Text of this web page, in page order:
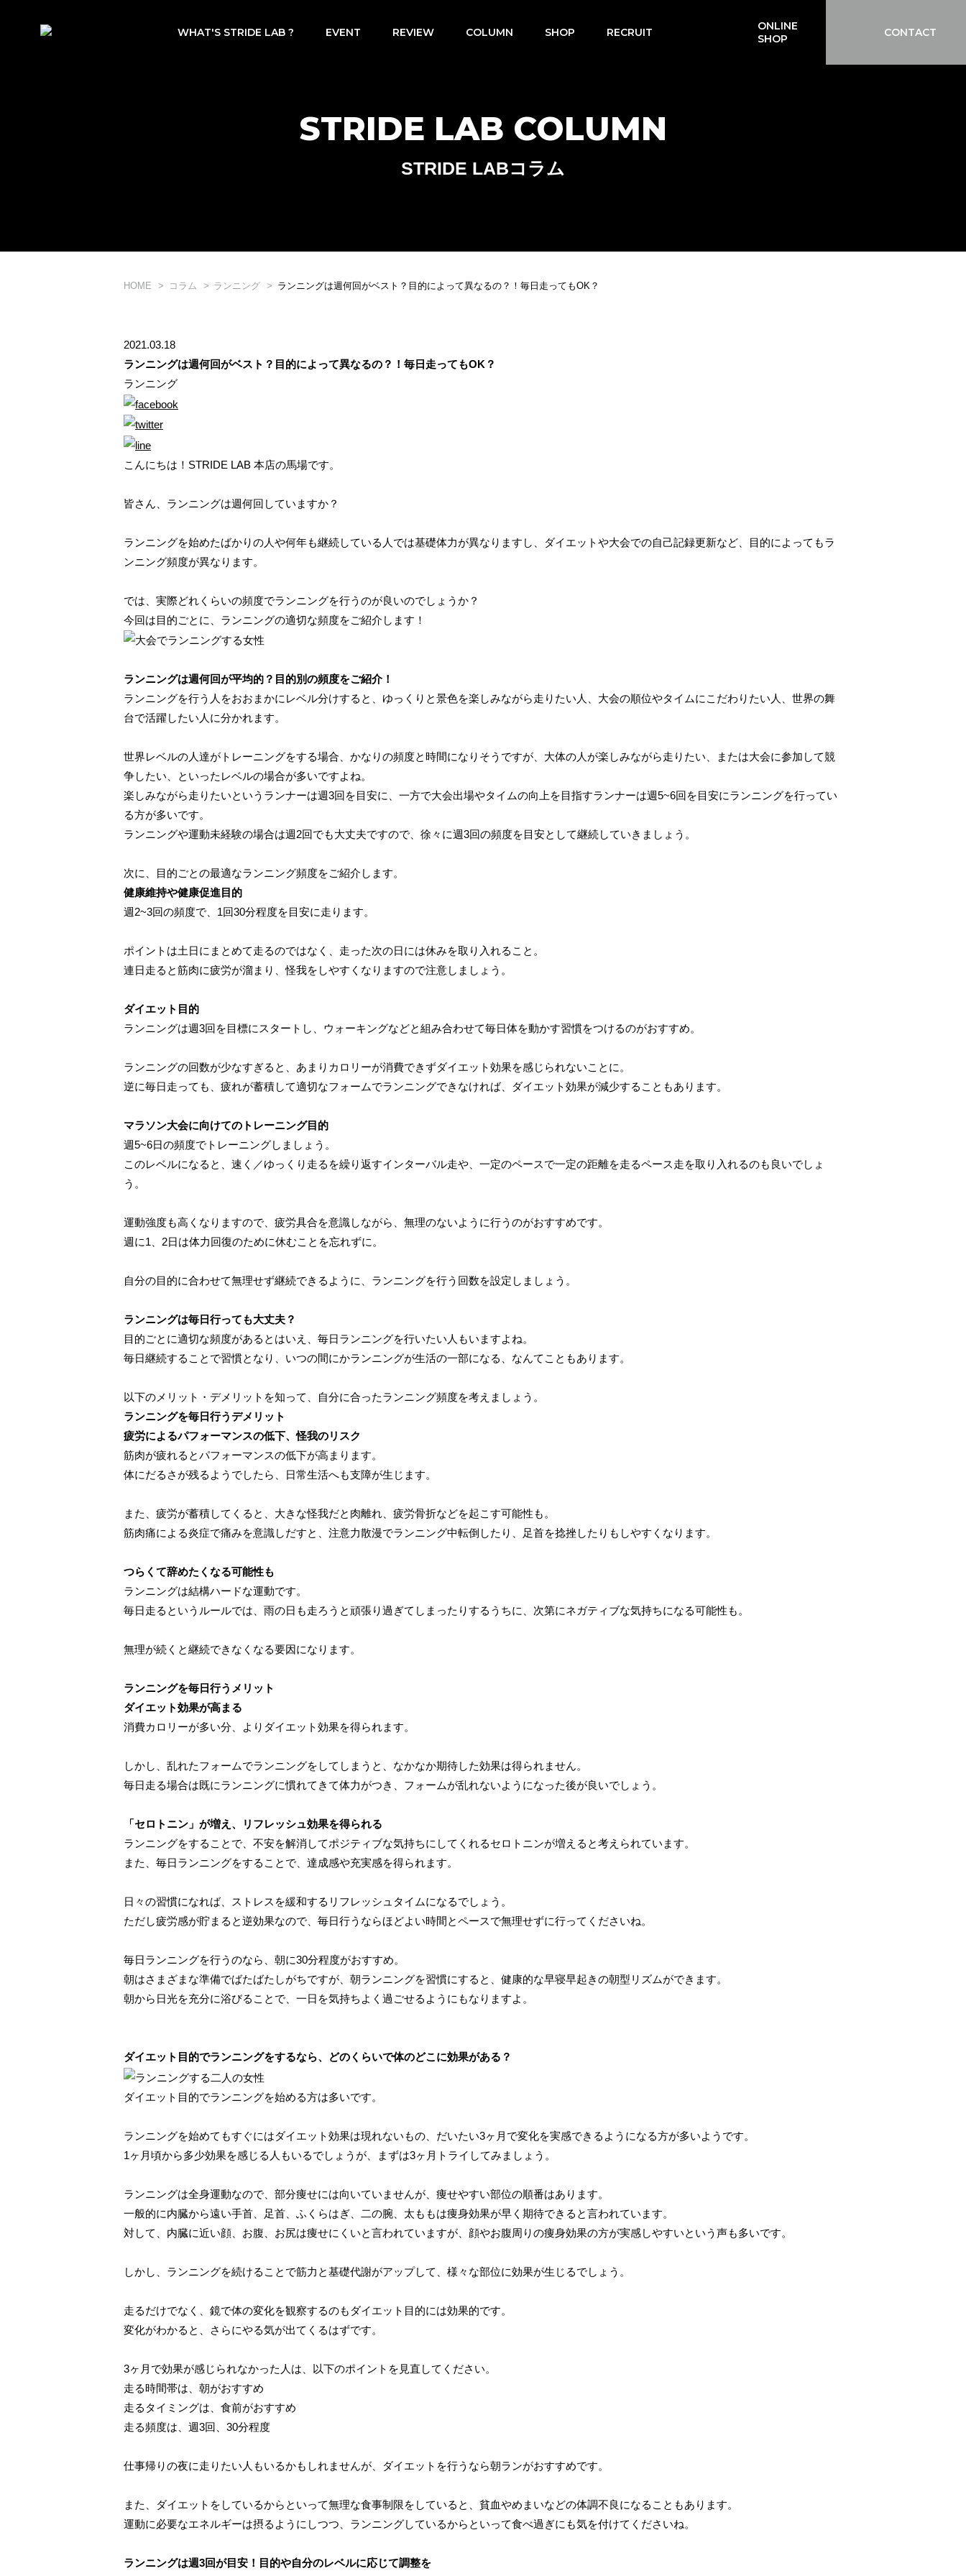
WHAT'S STRIDE LAB ? EVENT REVIEW COLUMN SHOP RECRUIT
ONLINE
SHOP
CONTACT
STRIDE LAB COLUMN
STRIDE LABコラム
HOME コラム ランニング ランニングは週何回がベスト？目的によって異なるの？！毎日走ってもOK？
2021.03.18
ランニングは週何回がベスト？目的によって異なるの？！毎日走ってもOK？
ランニング
こんにちは！STRIDE LAB 本店の馬場です。
皆さん、ランニングは週何回していますか？
ランニングを始めたばかりの人や何年も継続している人では基礎体力が異なりますし、ダイエットや大会での自己記録更新など、目的によってもラ
ンニング頻度が異なります。
では、実際どれくらいの頻度でランニングを行うのが良いのでしょうか？
今回は目的ごとに、ランニングの適切な頻度をご紹介します！
ランニングは週何回が平均的？目的別の頻度をご紹介！
ランニングを行う人をおおまかにレベル分けすると、ゆっくりと景色を楽しみながら走りたい人、大会の順位やタイムにこだわりたい人、世界の舞
台で活躍したい人に分かれます。
世界レベルの人達がトレーニングをする場合、かなりの頻度と時間になりそうですが、大体の人が楽しみながら走りたい、または大会に参加して競
争したい、といったレベルの場合が多いですよね。
楽しみながら走りたいというランナーは週3回を目安に、一方で大会出場やタイムの向上を目指すランナーは週5~6回を目安にランニングを行ってい
る方が多いです。
ランニングや運動未経験の場合は週2回でも大丈夫ですので、徐々に週3回の頻度を目安として継続していきましょう。
次に、目的ごとの最適なランニング頻度をご紹介します。
健康維持や健康促進目的
週2~3回の頻度で、1回30分程度を目安に走ります。
ポイントは土日にまとめて走るのではなく、走った次の日には休みを取り入れること。
連日走ると筋肉に疲労が溜まり、怪我をしやすくなりますので注意しましょう。
ダイエット目的
ランニングは週3回を目標にスタートし、ウォーキングなどと組み合わせて毎日体を動かす習慣をつけるのがおすすめ。
ランニングの回数が少なすぎると、あまりカロリーが消費できずダイエット効果を感じられないことに。
逆に毎日走っても、疲れが蓄積して適切なフォームでランニングできなければ、ダイエット効果が減少することもあります。
マラソン大会に向けてのトレーニング目的
週5~6日の頻度でトレーニングしましょう。
このレベルになると、速く／ゆっくり走るを繰り返すインターバル走や、一定のペースで一定の距離を走るペース走を取り入れるのも良いでしょ
う。
運動強度も高くなりますので、疲労具合を意識しながら、無理のないように行うのがおすすめです。
週に1、2日は体力回復のために休むことを忘れずに。
自分の目的に合わせて無理せず継続できるように、ランニングを行う回数を設定しましょう。
ランニングは毎日行っても大丈夫？
目的ごとに適切な頻度があるとはいえ、毎日ランニングを行いたい人もいますよね。
毎日継続することで習慣となり、いつの間にかランニングが生活の一部になる、なんてこともあります。
以下のメリット・デメリットを知って、自分に合ったランニング頻度を考えましょう。
ランニングを毎日行うデメリット
疲労によるパフォーマンスの低下、怪我のリスク
筋肉が疲れるとパフォーマンスの低下が高まります。
体にだるさが残るようでしたら、日常生活へも支障が生じます。
また、疲労が蓄積してくると、大きな怪我だと肉離れ、疲労骨折などを起こす可能性も。
筋肉痛による炎症で痛みを意識しだすと、注意力散漫でランニング中転倒したり、足首を捻挫したりもしやすくなります。
つらくて辞めたくなる可能性も
ランニングは結構ハードな運動です。
毎日走るというルールでは、雨の日も走ろうと頑張り過ぎてしまったりするうちに、次第にネガティブな気持ちになる可能性も。
無理が続くと継続できなくなる要因になります。
ランニングを毎日行うメリット
ダイエット効果が高まる
消費カロリーが多い分、よりダイエット効果を得られます。
しかし、乱れたフォームでランニングをしてしまうと、なかなか期待した効果は得られません。
毎日走る場合は既にランニングに慣れてきて体力がつき、フォームが乱れないようになった後が良いでしょう。
「セロトニン」が増え、リフレッシュ効果を得られる
ランニングをすることで、不安を解消してポジティブな気持ちにしてくれるセロトニンが増えると考えられています。
また、毎日ランニングをすることで、達成感や充実感を得られます。
日々の習慣になれば、ストレスを緩和するリフレッシュタイムになるでしょう。
ただし疲労感が貯まると逆効果なので、毎日行うならほどよい時間とペースで無理せずに行ってくださいね。
毎日ランニングを行うのなら、朝に30分程度がおすすめ。
朝はさまざまな準備でばたばたしがちですが、朝ランニングを習慣にすると、健康的な早寝早起きの朝型リズムができます。
朝から日光を充分に浴びることで、一日を気持ちよく過ごせるようにもなりますよ。
ダイエット目的でランニングをするなら、どのくらいで体のどこに効果がある？
ダイエット目的でランニングを始める方は多いです。
ランニングを始めてもすぐにはダイエット効果は現れないもの、だいたい3ヶ月で変化を実感できるようになる方が多いようです。
1ヶ月頃から多少効果を感じる人もいるでしょうが、まずは3ヶ月トライしてみましょう。
ランニングは全身運動なので、部分痩せには向いていませんが、痩せやすい部位の順番はあります。
一般的に内臓から遠い手首、足首、ふくらはぎ、二の腕、太ももは痩身効果が早く期待できると言われています。
対して、内臓に近い顔、お腹、お尻は痩せにくいと言われていますが、顔やお腹周りの痩身効果の方が実感しやすいという声も多いです。
しかし、ランニングを続けることで筋力と基礎代謝がアップして、様々な部位に効果が生じるでしょう。
走るだけでなく、鏡で体の変化を観察するのもダイエット目的には効果的です。
変化がわかると、さらにやる気が出てくるはずです。
3ヶ月で効果が感じられなかった人は、以下のポイントを見直してください。
走る時間帯は、朝がおすすめ
走るタイミングは、食前がおすすめ
走る頻度は、週3回、30分程度
仕事帰りの夜に走りたい人もいるかもしれませんが、ダイエットを行うなら朝ランがおすすめです。
また、ダイエットをしているからといって無理な食事制限をしていると、貧血やめまいなどの体調不良になることもあります。
運動に必要なエネルギーは摂るようにしつつ、ランニングしているからといって食べ過ぎにも気を付けてくださいね。
ランニングは週3回が目安！目的や自分のレベルに応じて調整を